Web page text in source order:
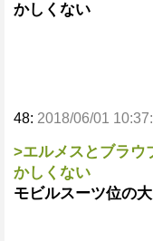
かしくない
48: 2018/06/01
>エルメスとブラウ
かしくない
モビルスーツ位の